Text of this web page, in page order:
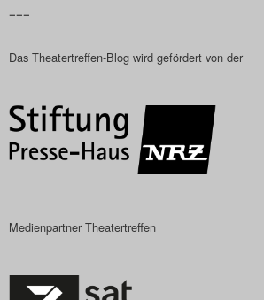
–––
Das Theatertreffen-Blog wird gefördert von der
Medienpartner Theatertreffen